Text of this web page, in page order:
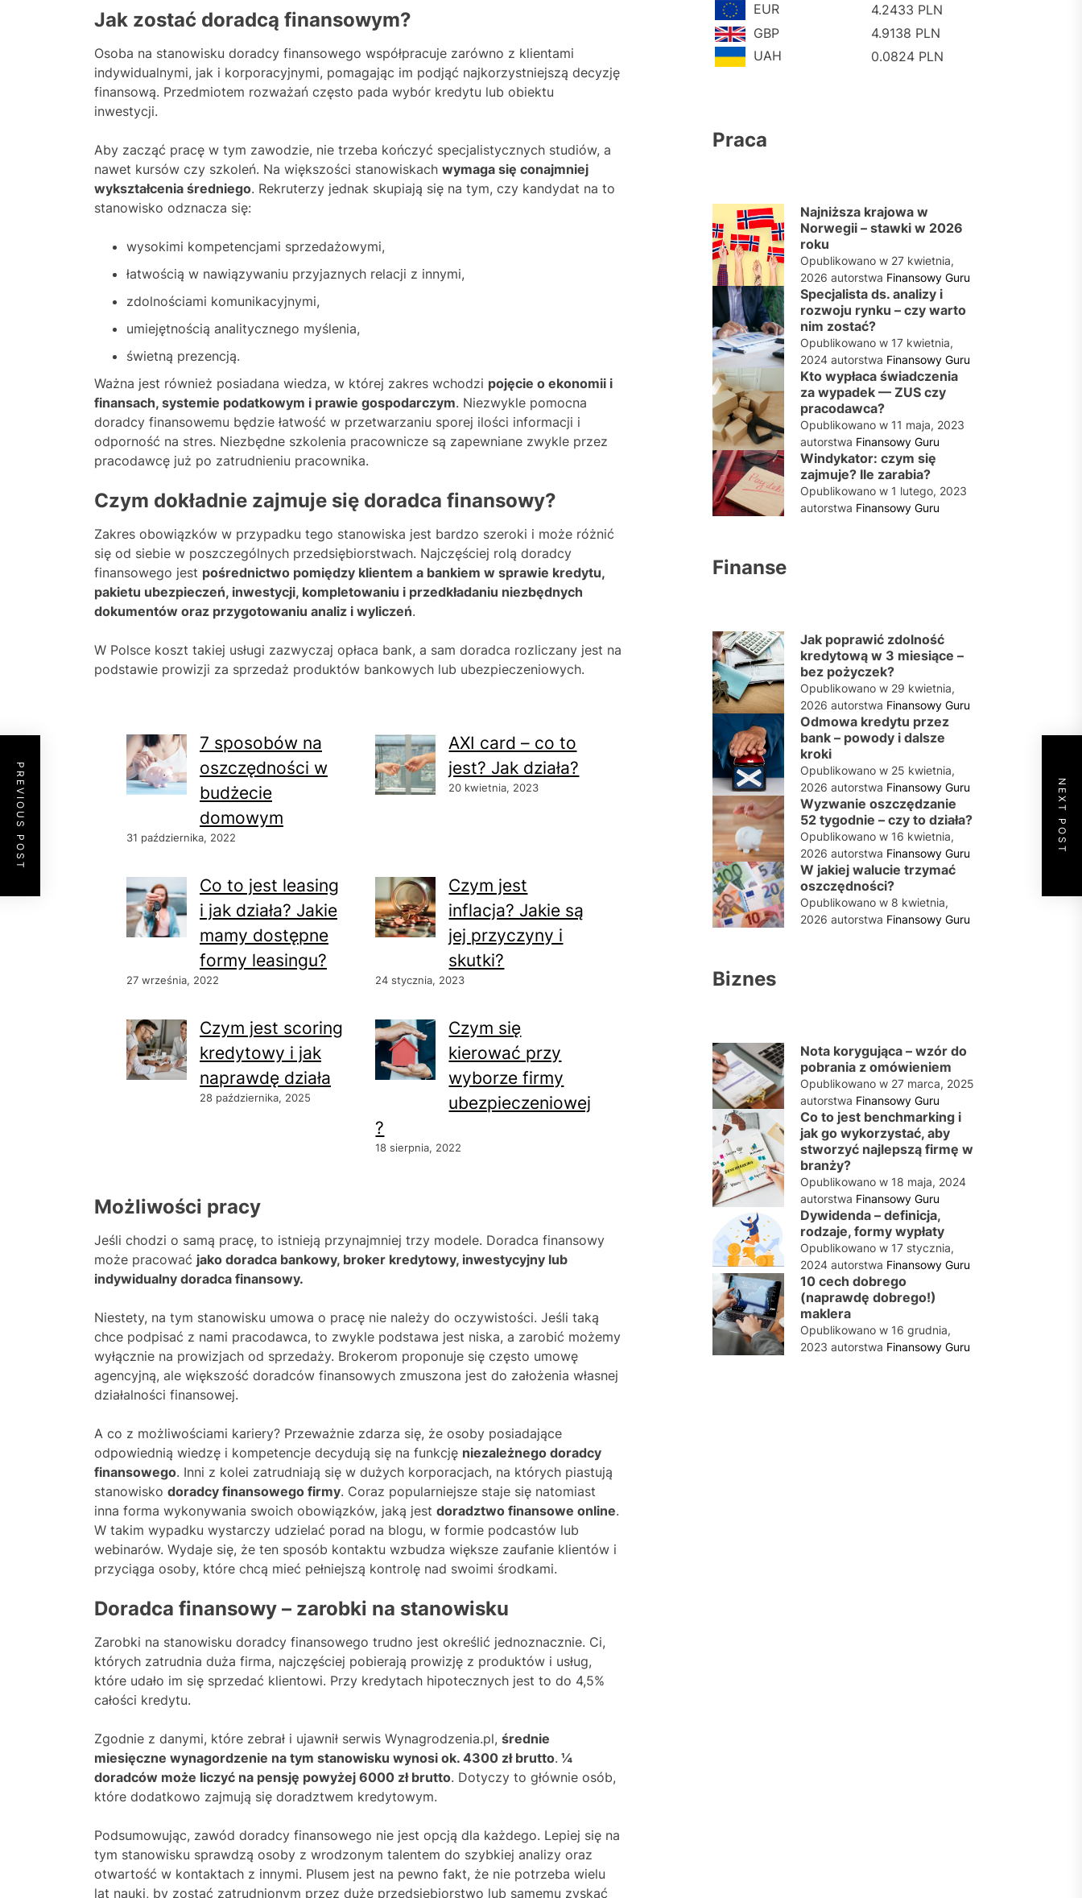
Jak zostać doradcą finansowym?
Osoba na stanowisku doradcy finansowego współpracuje zarówno z klientami
indywidualnymi, jak i korporacyjnymi, pomagając im podjąć najkorzystniejszą decyzję
finansową. Przedmiotem rozważań często pada wybór kredytu lub obiektu
inwestycji.
Aby zacząć pracę w tym zawodzie, nie trzeba kończyć specjalistycznych studiów, a
nawet kursów czy szkoleń. Na większości stanowiskach wymaga się conajmniej
wykształcenia średniego. Rekruterzy jednak skupiają się na tym, czy kandydat na to
stanowisko odznacza się:
wysokimi kompetencjami sprzedażowymi,
łatwością w nawiązywaniu przyjaznych relacji z innymi,
zdolnościami komunikacyjnymi,
umiejętnością analitycznego myślenia,
świetną prezencją.
Ważna jest również posiadana wiedza, w której zakres wchodzi pojęcie o ekonomii i
finansach, systemie podatkowym i prawie gospodarczym. Niezwykle pomocna
doradcy finansowemu będzie łatwość w przetwarzaniu sporej ilości informacji i
odporność na stres. Niezbędne szkolenia pracownicze są zapewniane zwykle przez
pracodawcę już po zatrudnieniu pracownika.
Czym dokładnie zajmuje się doradca finansowy?
Zakres obowiązków w przypadku tego stanowiska jest bardzo szeroki i może różnić
się od siebie w poszczególnych przedsiębiorstwach. Najczęściej rolą doradcy
finansowego jest pośrednictwo pomiędzy klientem a bankiem w sprawie kredytu,
pakietu ubezpieczeń, inwestycji, kompletowaniu i przedkładaniu niezbędnych
dokumentów oraz przygotowaniu analiz i wyliczeń.
W Polsce koszt takiej usługi zazwyczaj opłaca bank, a sam doradca rozliczany jest na
podstawie prowizji za sprzedaż produktów bankowych lub ubezpieczeniowych.
7 sposobów na
oszczędności w
budżecie
domowym
31 października, 2022
AXI card – co to
jest? Jak działa?
20 kwietnia, 2023
Co to jest leasing
i jak działa? Jakie
mamy dostępne
formy leasingu?
27 września, 2022
Czym jest
inflacja? Jakie są
jej przyczyny i
skutki?
24 stycznia, 2023
Czym jest scoring
kredytowy i jak
naprawdę działa
28 października, 2025
Czym się
kierować przy
wyborze firmy
ubezpieczeniowej
?
18 sierpnia, 2022
Możliwości pracy
Jeśli chodzi o samą pracę, to istnieją przynajmniej trzy modele. Doradca finansowy
może pracować jako doradca bankowy, broker kredytowy, inwestycyjny lub
indywidualny doradca finansowy.
Niestety, na tym stanowisku umowa o pracę nie należy do oczywistości. Jeśli taką
chce podpisać z nami pracodawca, to zwykle podstawa jest niska, a zarobić możemy
wyłącznie na prowizjach od sprzedaży. Brokerom proponuje się często umowę
agencyjną, ale większość doradców finansowych zmuszona jest do założenia własnej
działalności finansowej.
A co z możliwościami kariery? Przeważnie zdarza się, że osoby posiadające
odpowiednią wiedzę i kompetencje decydują się na funkcję niezależnego doradcy
finansowego. Inni z kolei zatrudniają się w dużych korporacjach, na których piastują
stanowisko doradcy finansowego firmy. Coraz popularniejsze staje się natomiast
inna forma wykonywania swoich obowiązków, jaką jest doradztwo finansowe online.
W takim wypadku wystarczy udzielać porad na blogu, w formie podcastów lub
webinarów. Wydaje się, że ten sposób kontaktu wzbudza większe zaufanie klientów i
przyciąga osoby, które chcą mieć pełniejszą kontrolę nad swoimi środkami.
Doradca finansowy – zarobki na stanowisku
Zarobki na stanowisku doradcy finansowego trudno jest określić jednoznacznie. Ci,
których zatrudnia duża firma, najczęściej pobierają prowizję z produktów i usług,
które udało im się sprzedać klientowi. Przy kredytach hipotecznych jest to do 4,5%
całości kredytu.
Zgodnie z danymi, które zebrał i ujawnił serwis Wynagrodzenia.pl, średnie
miesięczne wynagordzenie na tym stanowisku wynosi ok. 4300 zł brutto. ¼
doradców może liczyć na pensję powyżej 6000 zł brutto. Dotyczy to głównie osób,
które dodatkowo zajmują się doradztwem kredytowym.
Podsumowując, zawód doradcy finansowego nie jest opcją dla każdego. Lepiej się na
tym stanowisku sprawdzą osoby z wrodzonym talentem do szybkiej analizy oraz
otwartość w kontaktach z innymi. Plusem jest na pewno fakt, że nie potrzeba wielu
lat nauki, by zostać zatrudnionym przez duże przedsiębiorstwo lub samemu zyskać
PREVIOUS POST NEXT POST
EUR
4.2433 PLN
GBP
4.9138 PLN
UAH
0.0824 PLN
Praca
Najniższa krajowa w
Norwegii – stawki w 2026
roku
Opublikowano w 27 kwietnia,
2026 autorstwa Finansowy Guru
Specjalista ds. analizy i
rozwoju rynku – czy warto
nim zostać?
Opublikowano w 17 kwietnia,
2024 autorstwa Finansowy Guru
Kto wypłaca świadczenia
za wypadek — ZUS czy
pracodawca?
Opublikowano w 11 maja, 2023
autorstwa Finansowy Guru
Windykator: czym się
zajmuje? Ile zarabia?
Opublikowano w 1 lutego, 2023
autorstwa Finansowy Guru
Finanse
Jak poprawić zdolność
kredytową w 3 miesiące –
bez pożyczek?
Opublikowano w 29 kwietnia,
2026 autorstwa Finansowy Guru
Odmowa kredytu przez
bank – powody i dalsze
kroki
Opublikowano w 25 kwietnia,
2026 autorstwa Finansowy Guru
Wyzwanie oszczędzanie
52 tygodnie – czy to działa?
Opublikowano w 16 kwietnia,
2026 autorstwa Finansowy Guru
W jakiej walucie trzymać
oszczędności?
Opublikowano w 8 kwietnia,
2026 autorstwa Finansowy Guru
Biznes
Nota korygująca – wzór do
pobrania z omówieniem
Opublikowano w 27 marca, 2025
autorstwa Finansowy Guru
Co to jest benchmarking i
jak go wykorzystać, aby
stworzyć najlepszą firmę w
branży?
Opublikowano w 18 maja, 2024
autorstwa Finansowy Guru
Dywidenda – definicja,
rodzaje, formy wypłaty
Opublikowano w 17 stycznia,
2024 autorstwa Finansowy Guru
10 cech dobrego
(naprawdę dobrego!)
maklera
Opublikowano w 16 grudnia,
2023 autorstwa Finansowy Guru